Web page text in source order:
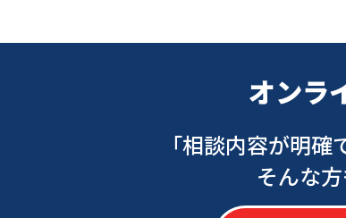
オンラ
「相談内容が明確
そんな